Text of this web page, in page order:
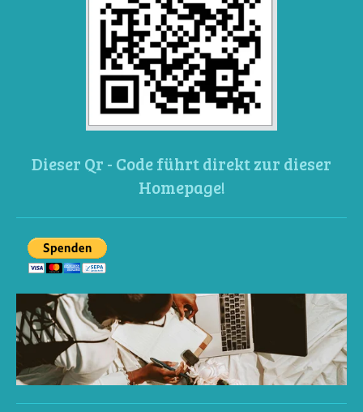
Dieser Qr - Code führt direkt zur dieser
Homepage!